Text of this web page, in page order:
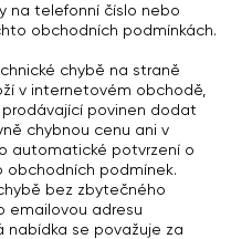
na telefonní číslo nebo
obchodních podmínkách.
chybě na straně
v internetovém obchodě,
povinen dodat
chybnou cenu ani v
automatické potvrzení o
podmínek.
bez zbytečného
emailovou adresu
nabídka se považuje za